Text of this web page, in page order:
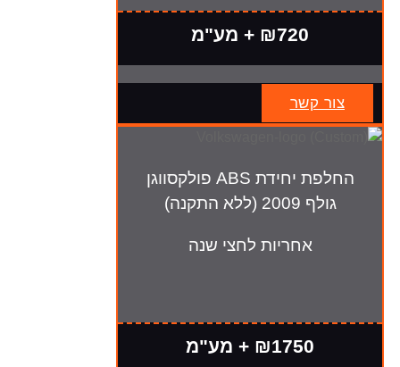
₪720 + מע"מ
צור קשר
החלפת יחידת ABS פולקסווגן
גולף 2009 (ללא התקנה)
אחריות לחצי שנה
₪1750 + מע"מ